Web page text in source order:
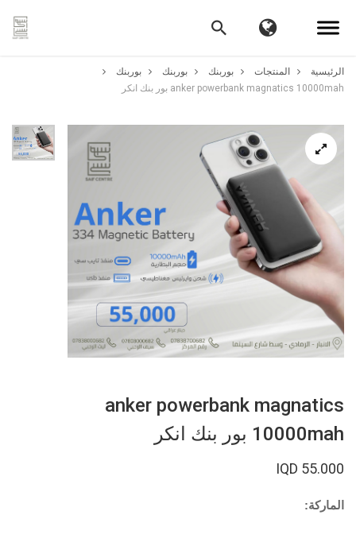
الرئيسية المنتجات بوربنك بوربنك
بوربنك
anker powerbank magnatics 10000mah بور بنك انكر
anker powerbank magnatics
10000mah بور بنك انكر
55.000 IQD
الماركة: